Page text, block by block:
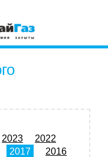
2023
2022
2017
2016